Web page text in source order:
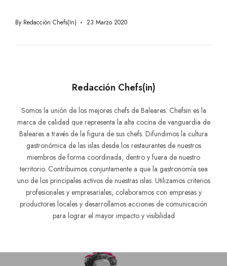
By Redacción Chefs(in) 23 Marzo 2020
Redacción Chefs(in)
Somos la unión de los mejores chefs de Baleares. Chefsin es la
marca de calidad que representa la alta cocina de vanguardia de
Baleares a través de la figura de sus chefs. Difundimos la cultura
gastronómica de las islas desde los restaurantes de nuestros
miembros de forma coordinada, dentro y fuera de nuestro
territorio. Contribuimos conjuntamente a que la gastronomía sea
uno de los principales activos de nuestras islas. Utilizamos criterios
profesionales y empresariales, colaboramos con empresas y
productores locales y desarrollamos acciones de comunicación
para lograr el mayor impacto y visibilidad